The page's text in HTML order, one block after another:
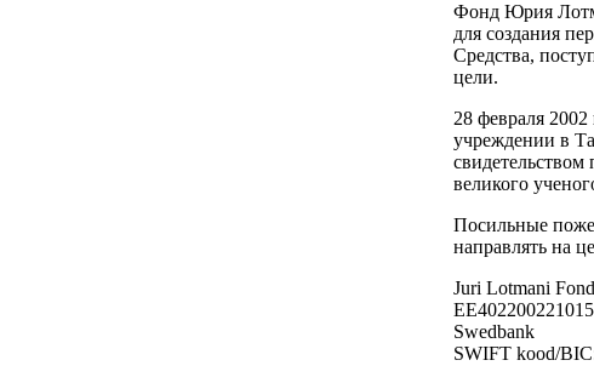
Фонд Юрия
для создания
Средства,
цели.
28 февраля
учреждении в
великого
Посильные
направлять на
Juri Lotmani Fond
Swedbank
SWIFT kood/